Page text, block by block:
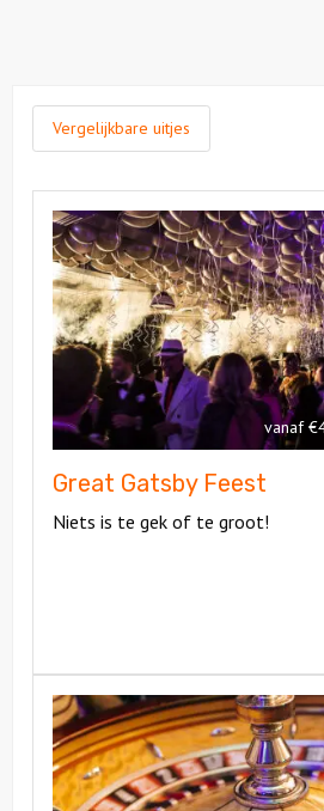
Vergelijkbare uitjes
vanaf
Great Gatsby Feest
Niets is te gek of te groot!
Great
Gatsby
Feest
Casino
feest